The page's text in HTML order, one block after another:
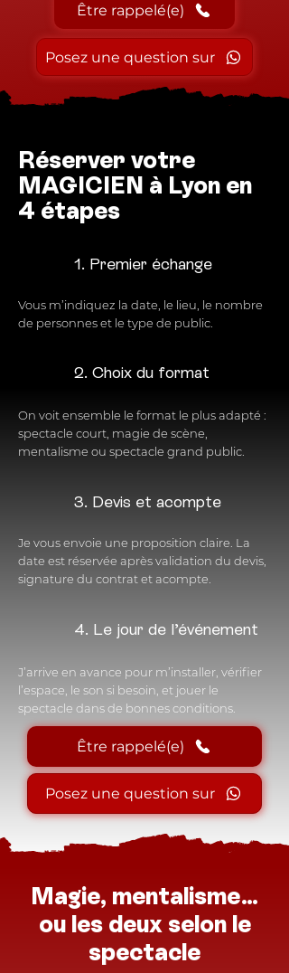
Être rappelé(e)
Posez une question sur
Réserver votre
MAGICIEN à Lyon en
4 étapes
1. Premier échange
Vous m’indiquez la date, le lieu, le nombre
de personnes et le type de public.
2. Choix du format
On voit ensemble le format le plus adapté :
spectacle court, magie de scène,
mentalisme ou spectacle grand public.
3. Devis et acompte
Je vous envoie une proposition claire. La
date est réservée après validation du devis,
signature du contrat et acompte.
4. Le jour de l’événement
J’arrive en avance pour m’installer, vérifier
l’espace, le son si besoin, et jouer le
spectacle dans de bonnes conditions.
Être rappelé(e)
Posez une question sur
Magie, mentalisme…
ou les deux selon le
spectacle